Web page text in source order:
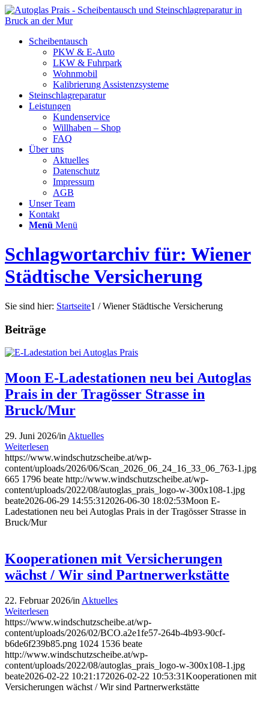
Scheibentausch
PKW & E-Auto
LKW & Fuhrpark
Wohnmobil
Kalibrierung Assistenzsysteme
Steinschlagreparatur
Leistungen
Kundenservice
Willhaben – Shop
FAQ
Über uns
Aktuelles
Datenschutz
Impressum
AGB
Unser Team
Kontakt
Menü Menü
Schlagwortarchiv für: Wiener
Städtische Versicherung
Sie sind hier: Startseite1 / Wiener Städtische Versicherung
Beiträge
Moon E-Ladestationen neu bei Autoglas
Prais in der Tragösser Strasse in
Bruck/Mur
29. Juni 2026/in Aktuelles
Weiterlesen
https://www.windschutzscheibe.at/wp-
content/uploads/2026/06/Scan_2026_06_24_16_33_06_763-1.jpg
665 1796 beate http://www.windschutzscheibe.at/wp-
content/uploads/2022/08/autoglas_prais_logo-w-300x108-1.jpg
beate2026-06-29 14:55:31 2026-06-30 18:02:53Moon E-
Ladestationen neu bei Autoglas Prais in der Tragösser Strasse in
Bruck/Mur
Kooperationen mit Versicherungen
wächst / Wir sind Partnerwerkstätte
22. Februar 2026/in Aktuelles
Weiterlesen
https://www.windschutzscheibe.at/wp-
content/uploads/2026/02/BCO.a2e1fe57-264b-4b93-90cf-
b6de6f239b85.png 1024 1536 beate
http://www.windschutzscheibe.at/wp-
content/uploads/2022/08/autoglas_prais_logo-w-300x108-1.jpg
beate2026-02-22 10:21:172026-02-22 10:53:31Kooperationen mit
Versicherungen wächst / Wir sind Partnerwerkstätte